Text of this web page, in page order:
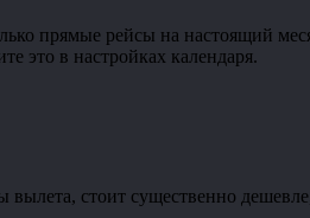
прямые рейсы на настоящий
это в настройках календаря.
стоит существенно